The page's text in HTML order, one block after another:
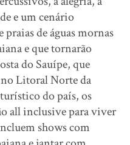
e um cenário
de águas mornas
e que tornarão
do Sauípe, que
no Litoral Norte da
do país, os
all inclusive para viver
shows com